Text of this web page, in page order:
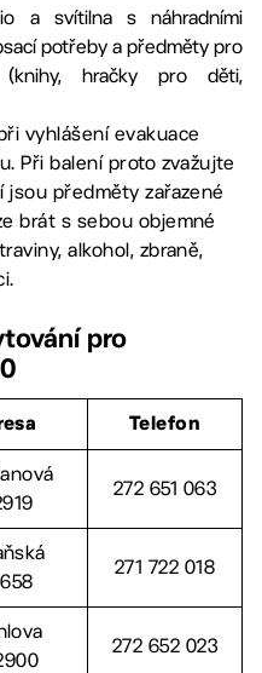
a svítilna s náhradními
potřeby a předměty pro
hračky pro děti,
vyhlášení evakuace
Při balení proto zvažujte
předměty zařazené
brát s sebou objemné
alkohol, zbraně,
pro
Telefon
272 651 063
271 722 018
272 652 023